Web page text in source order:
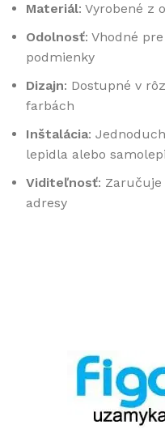
Materiál: Vyrobené z
Odolnosť: Vhodné
podmienky
Dizajn: Dostupné v
farbách
Inštalácia:
lepidla alebo
Viditeľnosť:
adresy